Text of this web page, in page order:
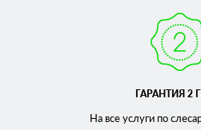
ГАРАНТИЯ 2
На все услуги по